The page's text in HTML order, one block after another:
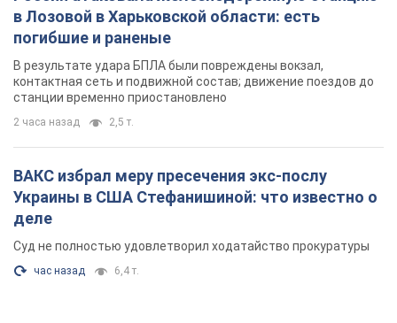
в Лозовой в Харьковской области: есть
погибшие и раненые
В результате удара БПЛА были повреждены вокзал,
контактная сеть и подвижной состав; движение поездов до
станции временно приостановлено
2 часа назад 2,5 т.
ВАКС избрал меру пресечения экс-послу
Украины в США Стефанишиной: что известно о
деле
Суд не полностью удовлетворил ходатайство прокуратуры
час назад 6,4 т.